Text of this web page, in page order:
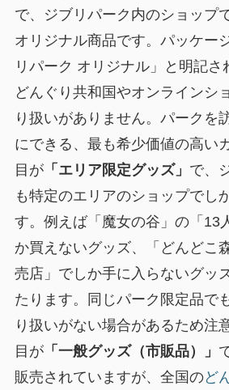
で、ジブリパーク内のショップ
オリジナル商品です。パッケー
リパーク オリジナル」と明記さ
どんぐり共和国やオンラインシ
り扱いがありません。パークを
にできる、最も希少価値の高い
目が「エリア限定グッズ」 で、
も特定のエリアのショップでし
す。例えば「魔女の谷」の「13
か買えないグッズ、「どんどこ
売店」でしか手に入らないグッ
たります。同じパーク限定品で
り扱いがない場合があるため注
目が「一般グッズ（市販品）」
販売されていますが、全国のど